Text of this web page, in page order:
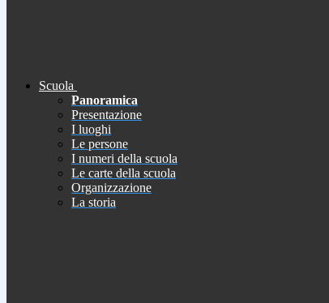
Scuola
Panoramica
Presentazione
I luoghi
Le persone
I numeri della scuola
Le carte della scuola
Organizzazione
La storia